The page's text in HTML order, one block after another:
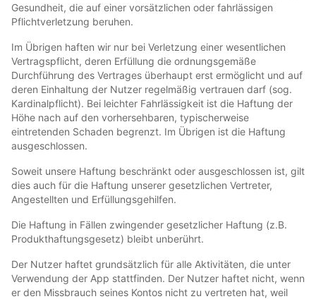
Gesundheit, die auf einer vorsätzlichen oder fahrlässigen
Pflichtverletzung beruhen.
Im Übrigen haften wir nur bei Verletzung einer wesentlichen
Vertragspflicht, deren Erfüllung die ordnungsgemäße
Durchführung des Vertrages überhaupt erst ermöglicht und auf
deren Einhaltung der Nutzer regelmäßig vertrauen darf (sog.
Kardinalpflicht). Bei leichter Fahrlässigkeit ist die Haftung der
Höhe nach auf den vorhersehbaren, typischerweise
eintretenden Schaden begrenzt. Im Übrigen ist die Haftung
ausgeschlossen.
Soweit unsere Haftung beschränkt oder ausgeschlossen ist, gilt
dies auch für die Haftung unserer gesetzlichen Vertreter,
Angestellten und Erfüllungsgehilfen.
Die Haftung in Fällen zwingender gesetzlicher Haftung (z.B.
Produkthaftungsgesetz) bleibt unberührt.
Der Nutzer haftet grundsätzlich für alle Aktivitäten, die unter
Verwendung der App stattfinden. Der Nutzer haftet nicht, wenn
er den Missbrauch seines Kontos nicht zu vertreten hat, weil